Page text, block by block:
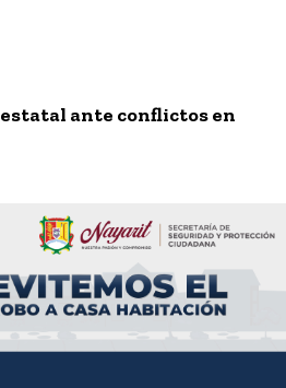
ante conflictos en